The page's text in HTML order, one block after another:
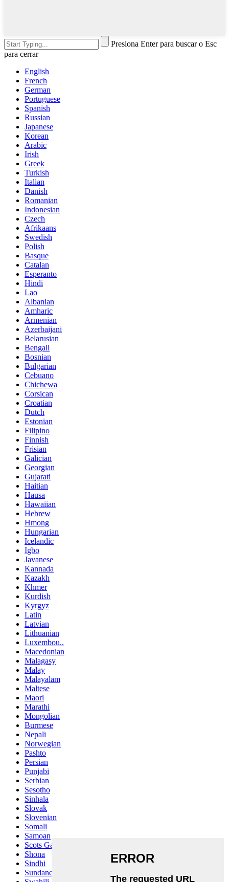
Presiona Enter para buscar o Esc
para cerrar
English
French
German
Portuguese
Spanish
Russian
Japanese
Korean
Arabic
Irish
Greek
Turkish
Italian
Danish
Romanian
Indonesian
Czech
Afrikaans
Swedish
Polish
Basque
Catalan
Esperanto
Hindi
Lao
Albanian
Amharic
Armenian
Azerbaijani
Belarusian
Bengali
Bosnian
Bulgarian
Cebuano
Chichewa
Corsican
Croatian
Dutch
Estonian
Filipino
Finnish
Frisian
Galician
Georgian
Gujarati
Haitian
Hausa
Hawaiian
Hebrew
Hmong
Hungarian
Icelandic
Igbo
Javanese
Kannada
Kazakh
Khmer
Kurdish
Kyrgyz
Latin
Latvian
Lithuanian
Luxembou..
Macedonian
Malagasy
Malay
Malayalam
Maltese
Maori
Marathi
Mongolian
Burmese
Nepali
Norwegian
Pashto
Persian
Punjabi
Serbian
Sesotho
Sinhala
Slovak
Slovenian
Somali
Samoan
Scots Gaelic
Shona
Sindhi
Sundanese